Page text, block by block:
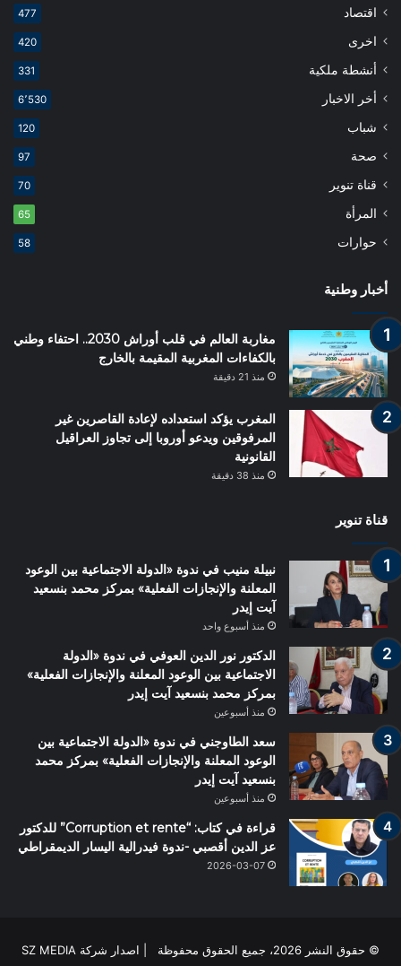
اقتصاد 477
اخرى 420
أنشطة ملكية 331
أخر الاخبار 6٬530
شباب 120
صحة 97
قناة تنوير 70
المرأة 65
حوارات 58
أخبار وطنية
مغاربة العالم في قلب أوراش 2030.. احتفاء وطني
بالكفاءات المغربية المقيمة بالخارج
منذ 21 دقيقة
المغرب يؤكد استعداده لإعادة القاصرين غير
المرفوقين ويدعو أوروبا إلى تجاوز العراقيل
القانونية
منذ 38 دقيقة
قناة تنوير
نبيلة منيب في ندوة «الدولة الاجتماعية بين الوعود
المعلنة والإنجازات الفعلية» بمركز محمد بنسعيد
آيت إيدر
منذ أسبوع واحد
الدكتور نور الدين العوفي في ندوة «الدولة
الاجتماعية بين الوعود المعلنة والإنجازات الفعلية»
بمركز محمد بنسعيد آيت إيدر
منذ أسبوعين
سعد الطاوجني في ندوة «الدولة الاجتماعية بين
الوعود المعلنة والإنجازات الفعلية» بمركز محمد
بنسعيد آيت إيدر
منذ أسبوعين
قراءة في كتاب: “Corruption et rente” للدكتور
عز الدين أقصبي -ندوة فيدرالية اليسار الديمقراطي
2026-03-07
© حقوق النشر 2026، جميع الحقوق محفوظة | اصدار شركة SZ MEDIA